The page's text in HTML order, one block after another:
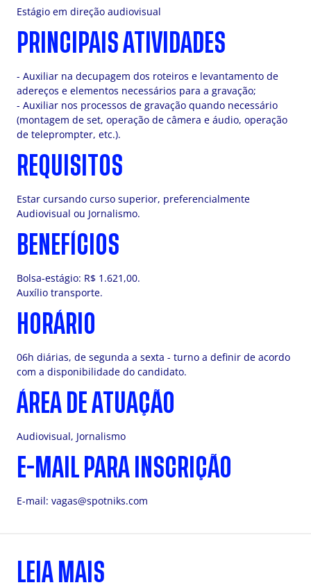
Estágio em direção audiovisual
PRINCIPAIS ATIVIDADES
- Auxiliar na decupagem dos roteiros e levantamento de
adereços e elementos necessários para a gravação;
- Auxiliar nos processos de gravação quando necessário
(montagem de set, operação de câmera e áudio, operação
de teleprompter, etc.).
REQUISITOS
Estar cursando curso superior, preferencialmente
Audiovisual ou Jornalismo.
BENEFÍCIOS
Bolsa-estágio: R$ 1.621,00.
Auxílio transporte.
HORÁRIO
06h diárias, de segunda a sexta - turno a definir de acordo
com a disponibilidade do candidato.
ÁREA DE ATUAÇÃO
Audiovisual, Jornalismo
E-MAIL PARA INSCRIÇÃO
E-mail: vagas@spotniks.com
LEIA MAIS